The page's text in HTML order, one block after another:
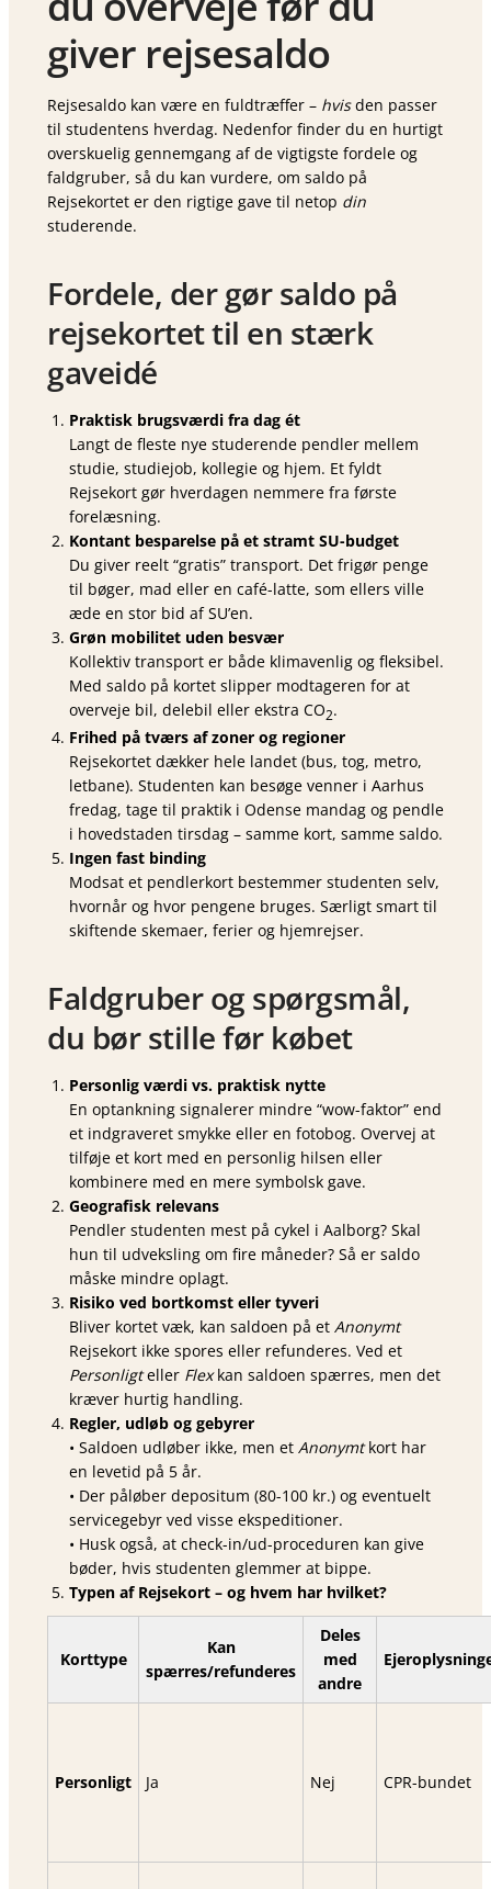
giver rejsesaldo
Rejsesaldo kan være en fuldtræffer – hvisden passer
til studentens hverdag. Nedenfor finder du en hurtigt
overskuelig gennemgang af de vigtigste fordele og
faldgruber, så du kan vurdere, om saldo på
Rejsekortet er den rigtige gave til netop din
studerende.
Fordele, der gør saldo på
rejsekortet til en stærk
gaveidé
Praktisk brugsværdi fra dag ét
Langt de fleste nye studerende pendler mellem
studie, studiejob, kollegie og hjem. Et fyldt
Rejsekort gør hverdagen nemmere fra første
forelæsning.
Kontant besparelse på et stramt SU-budget
Du giver reelt “gratis” transport. Det frigør penge
til bøger, mad eller en café-latte, som ellers ville
æde en stor bid af SU’en.
Grøn mobilitet uden besvær
Kollektiv transport er både klimavenlig og fleksibel.
Med saldo på kortet slipper modtageren for at
overveje bil, delebil eller ekstra CO2.
Frihed på tværs af zoner og regioner
Rejsekortet dækker hele landet (bus, tog, metro,
letbane). Studenten kan besøge venner i Aarhus
fredag, tage til praktik i Odense mandag og pendle
i hovedstaden tirsdag – samme kort, samme saldo.
Ingen fast binding
Modsat et pendlerkort bestemmer studenten selv,
hvornår og hvor pengene bruges. Særligt smart til
skiftende skemaer, ferier og hjemrejser.
Faldgruber og spørgsmål,
du bør stille før købet
Personlig værdi vs. praktisk nytte
En optankning signalerer mindre “wow-faktor” end
et indgraveret smykke eller en foto­bog. Overvej at
tilføje et kort med en personlig hilsen eller
kombinere med en mere symbolsk gave.
Geografisk relevans
Pendler studenten mest på cykel i Aalborg? Skal
hun til udveksling om fire måneder? Så er saldo
måske mindre oplagt.
Risiko ved bortkomst eller tyveri
Bliver kortet væk, kan saldoen på et Anonymt
Rejsekort ikke spores eller refunderes. Ved et
Personligteller Flexkan saldoen spærres, men det
kræver hurtig handling.
Regler, udløb og gebyrer
• Saldoen udløber ikke, men et Anonymtkort har
en levetid på 5 år.
• Der påløber depositum (80-100 kr.) og eventuelt
servicegebyr ved visse ekspeditioner.
• Husk også, at check-in/ud-proceduren kan give
bøder, hvis studenten glemmer at bippe.
Typen af Rejsekort – og hvem har hvilket?
Korttype
Kan
spærres/refunderes
Deles
med
andre
Personligt Ja Nej CPR-bundet